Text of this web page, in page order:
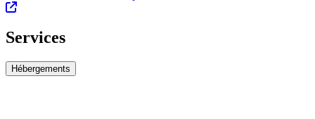
Services
Hébergements